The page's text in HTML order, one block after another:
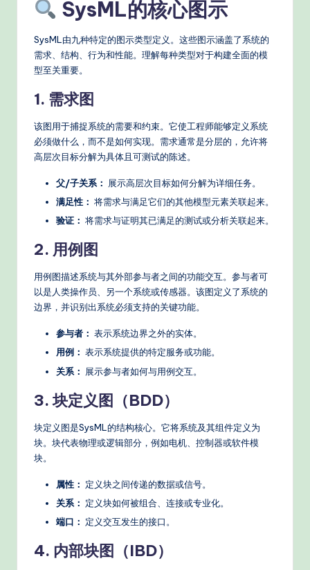
M
SysML的核心图示
SysML由九种特定的图示类型定义。这些图示涵盖了系统的
需求、结构、行为和性能。理解每种类型对于构建全面的模
型至关重要。
1. 需求图
该图用于捕捉系统的需要和约束。它使工程师能够定义系统
必须做什么，而不是如何实现。需求通常是分层的，允许将
高层次目标分解为具体且可测试的陈述。
父/子关系：
展示高层次目标如何分解为详细任务。
满足性： 将需求与满足它们的其他模型元素关联起来。
验证： 将需求与证明其已满足的测试或分析关联起来。
2. 用例图
用例图描述系统与其外部参与者之间的功能交互。参与者可
以是人类操作员、另一个系统或传感器。该图定义了系统的
边界，并识别出系统必须支持的关键功能。
参与者： 表示系统边界之外的实体。
用例： 表示系统提供的特定服务或功能。
关系：
展示参与者如何与用例交互。
3. 块定义图（BDD）
块定义图是SysML的结构核心。它将系统及其组件定义为
块。块代表物理或逻辑部分，例如电机、控制器或软件模
块。
属性： 定义块之间传递的数据或信号。
关系： 定义块如何被组合、连接或专业化。
端口： 定义交互发生的接口。
4. 内部块图（IBD）